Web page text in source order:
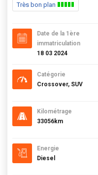
Très bon plan
Date de la 1ère
immatriculation
18 03 2024
Catégorie
Crossover, SUV
Kilométrage
33056km
Energie
Diesel